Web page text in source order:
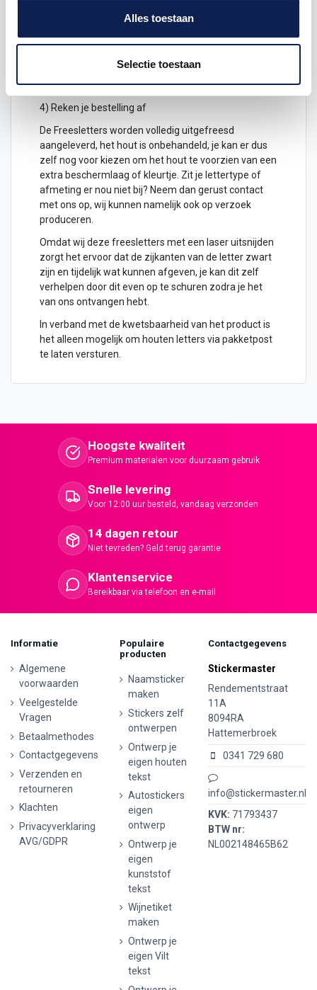
Alles toestaan
Selectie toestaan
2) Hoeveel freesletters wil je ontvangen? geef het
aantal letters aan
3) Plaats het in je winkelwagen
4) Reken je bestelling af
De Freesletters worden volledig uitgefreesd
aangeleverd, het hout is onbehandeld, je kan er dus
zelf nog voor kiezen om het hout te voorzien van een
extra beschermlaag of kleurtje. Zit je lettertype of
afmeting er nou niet bij? Neem dan gerust contact
met ons op, wij kunnen namelijk ook op verzoek
produceren.
Omdat wij deze freesletters met een laser uitsnijden
zorgt het ervoor dat de zijkanten van de letter zwart
zijn en tijdelijk wat kunnen afgeven, je kan dit zelf
verhelpen door dit even op te schuren zodra je het
van ons ontvangen hebt.
In verband met de kwetsbaarheid van het product is
het alleen mogelijk om houten letters via pakketpost
te laten versturen.
Hoogste kwaliteit
Premium materialen voor duurzaam gebruik
Snelle levering
Voor 12:00 uur besteld, vandaag verzonden
14 dagen retour
Niet tevreden? Geld terug garantie
Klantenservice
Bereikbaar via telefoon en e-mail
Informatie
Algemene
voorwaarden
Veelgestelde
Vragen
Betaalmethodes
Contactgegevens
Verzenden en
retourneren
Klachten
Privacyverklaring
AVG/GDPR
Populaire
producten
Naamsticker
maken
Stickers zelf
ontwerpen
Ontwerp je
eigen houten
tekst
Autostickers
eigen
ontwerp
Ontwerp je
eigen
kunststof
tekst
Wijnetiket
maken
Ontwerp je
eigen Vilt
tekst
Contactgegevens
Stickermaster
Rendementstraat
11A
8094RA
Hattemerbroek
0341 729 680
info@stickermaster.nl
KVK: 71793437
BTW nr:
NL002148465B62